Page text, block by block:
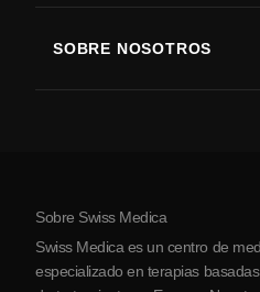
Enfermedad de Parkinson
Artritis
SOBRE NOSOTROS
Sobre Serbia
Sobre Swiss Medica
Swiss Medica es un centro de
especializado en terapias